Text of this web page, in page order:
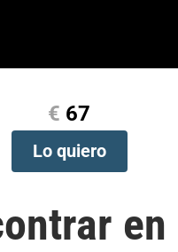
€ 67
Lo quiero